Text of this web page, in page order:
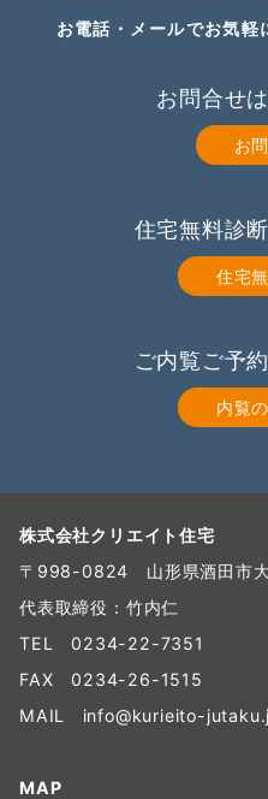
お電話・メールでお気軽
お問合せ
お
住宅無料診
住宅
ご内覧ご予
内覧
株式会社クリエイト住宅
〒998-0824 山形県酒田市
代表取締役：竹内仁
TEL 0234-22-7351
FAX 0234-26-1515
MAIL info@kurieito-
MAP